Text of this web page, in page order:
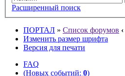
Расширенный поиск
ПОРТАЛ » Список форумов ‹
Изменить размер шрифта
Версия для печати
FAQ
(Новых событий: 0)